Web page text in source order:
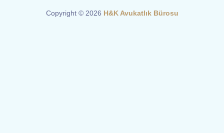
Copyright © 2026 H&K Avukatlık Bürosu